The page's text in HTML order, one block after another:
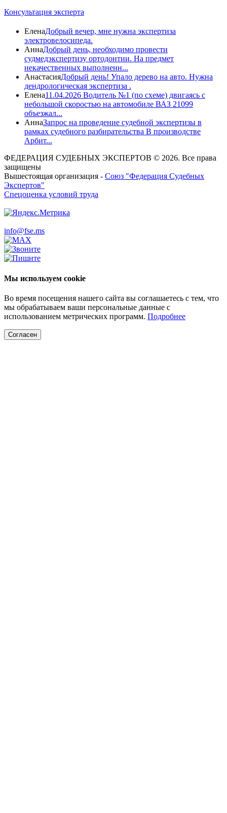
Консультация эксперта
ЕленаДобрый вечер, мне нужна экспертиза
электровелосипеда.
АннаДобрый день, необходимо провести
судмедэкспертизу ортодонтии. На предмет
некачественных выполненн...
АнастасияДобрый день! Упало дерево на авто. Нужна
дендрологическая экспертиза .
Елена11.04.2026 Водитель №1 (по схеме) двигаясь с
небольшой скоростью на автомобиле ВАЗ 21099
объезжал...
АннаЗапрос на проведение судебной экспертизы в
рамках судебного разбирательства В производстве
Арбит...
ФЕДЕРАЦИЯ СУДЕБНЫХ ЭКСПЕРТОВ © 2026. Все права
защищены
Вышестоящая организация - Союз "Федерация Судебных
Экспертов"
Спецоценка условий труда
info@fse.ms
Мы используем cookie
Во время посещения нашего сайта вы соглашаетесь с тем, что
мы обрабатываем ваши персональные данные с
использованием метрических программ. Подробнее
Согласен